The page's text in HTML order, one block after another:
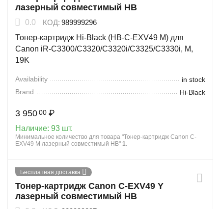
лазерный совместимый HB
0.0 КОД: 989999296
Тонер-картридж Hi-Black (HB-C-EXV49 M) для
Canon iR-C3300/C3320/C3320i/C3325/C3330i, M,
19K
Availability
in stock
Brand
Hi-Black
3 950 00 ₽
Наличие: 93 шт.
Минимальное количество для товара "Тонер-картридж Canon C-
EXV49 M лазерный совместимый HB" 1.
Бесплатная доставка
Тонер-картридж Canon C-EXV49 Y
лазерный совместимый HB